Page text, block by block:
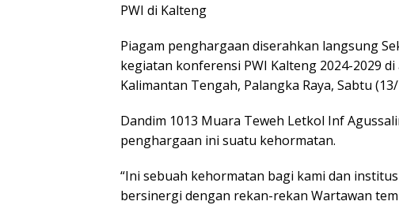
PWI di Kalteng
Piagam penghargaan diserahkan langsung
kegiatan konferensi PWI Kalteng 2024-2029
Kalimantan Tengah, Palangka Raya, Sabtu
Dandim 1013 Muara Teweh Letkol Inf
penghargaan ini suatu kehormatan.
“Ini sebuah kehormatan bagi kami dan
bersinergi dengan rekan-rekan Wartawan